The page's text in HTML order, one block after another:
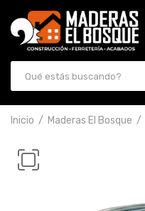
Inicio Maderas El Bosque